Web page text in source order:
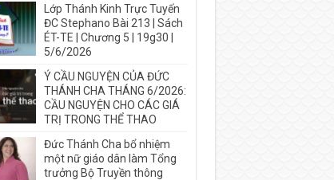
Lớp Thánh Kinh Trực Tuyến
ĐC Stephano Bài 213 | Sách
ÉT-TE | Chương 5 | 19g30 |
5/6/2026
Ý CẦU NGUYỆN CỦA ĐỨC
THÁNH CHA THÁNG 6/2026:
CẦU NGUYỆN CHO CÁC GIÁ
TRỊ TRONG THỂ THAO
Đức Thánh Cha bổ nhiệm
một nữ giáo dân làm Tổng
trưởng Bộ Truyền thông